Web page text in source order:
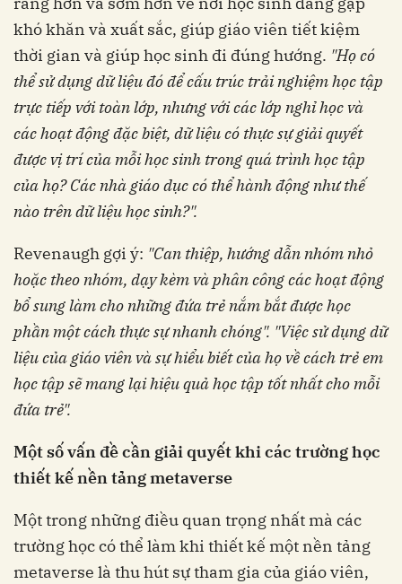
khó khăn và xuất sắc, giúp giáo viên tiết kiệm
thời gian và giúp học sinh đi đúng hướng. "Họ có
thể sử dụng dữ liệu đó để cấu trúc trải nghiệm học tập
trực tiếp với toàn lớp, nhưng với các lớp nghỉ học và
các hoạt động đặc biệt, dữ liệu có thực sự giải quyết
được vị trí của mỗi học sinh trong quá trình học tập
của họ? Các nhà giáo dục có thể hành động như thế
nào trên dữ liệu học sinh?".
Revenaugh gợi ý: "Can thiệp, hướng dẫn nhóm nhỏ
hoặc theo nhóm, dạy kèm và phân công các hoạt động
bổ sung làm cho những đứa trẻ nắm bắt được học
phần một cách thực sự nhanh chóng". "Việc sử dụng dữ
liệu của giáo viên và sự hiểu biết của họ về cách trẻ em
học tập sẽ mang lại hiệu quả học tập tốt nhất cho mỗi
đứa trẻ".
Một số vấn đề cần giải quyết khi các trường học
thiết kế nền tảng metaverse
Một trong những điều quan trọng nhất mà các
trường học có thể làm khi thiết kế một nền tảng
metaverse là thu hút sự tham gia của giáo viên,